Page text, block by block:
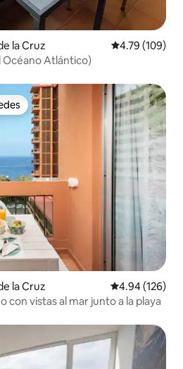
la Cruz Calificación
4.79 (109)
(Vistas al Océano Atlántico)
entre huéspedes
la Cruz Calificación
4.94 (126)
con vistas al mar junto a la playa